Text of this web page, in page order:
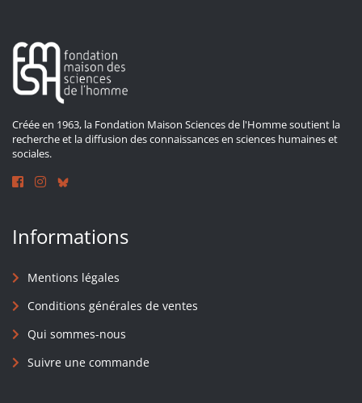
Créée en 1963, la Fondation Maison Sciences de l'Homme soutient la
recherche et la diffusion des connaissances en sciences humaines et
sociales.
Informations
Mentions légales
Conditions générales de ventes
Qui sommes-nous
Suivre une commande